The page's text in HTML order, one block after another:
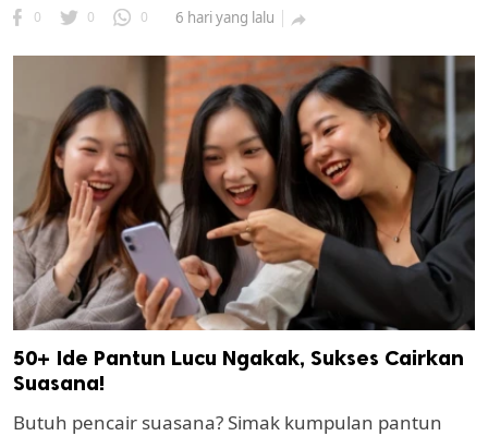
0 0 0 6 hari yang lalu 
50+ Ide Pantun Lucu Ngakak, Sukses Cairkan
Suasana!
Butuh pencair suasana? Simak kumpulan pantun